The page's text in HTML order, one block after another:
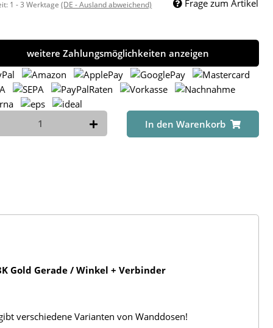
1 - 3 Werktage(DE - Ausland abweichend) Frage zum Artikel
weitere Zahlungsmöglichkeiten anzeigen
In den Warenkorb
Gold Gerade / Winkel + Verbinder
verschiedene Varianten von Wanddosen!